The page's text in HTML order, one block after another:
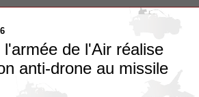
de l'Air réalise
anti-drone au missile